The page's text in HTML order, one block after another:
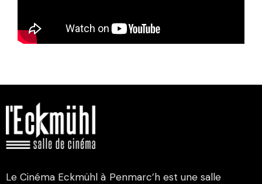
Le Cinéma Eckmühl à Penmarc’h est une salle